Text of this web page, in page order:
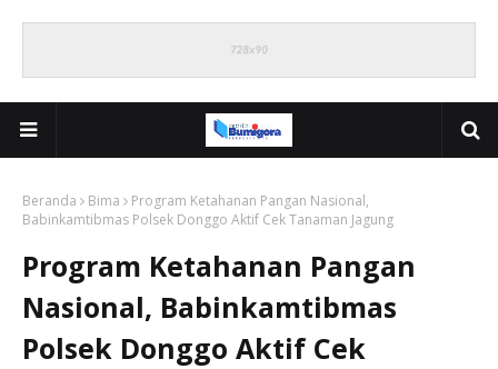
Beranda Bima
Program Ketahanan Pangan Nasional,
Babinkamtibmas Polsek Donggo Aktif Cek Tanaman Jagung
Program Ketahanan Pangan
Nasional, Babinkamtibmas
Polsek Donggo Aktif Cek